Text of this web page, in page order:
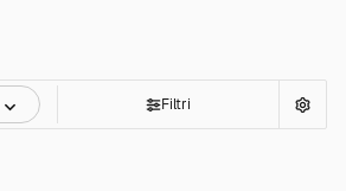
Filtri